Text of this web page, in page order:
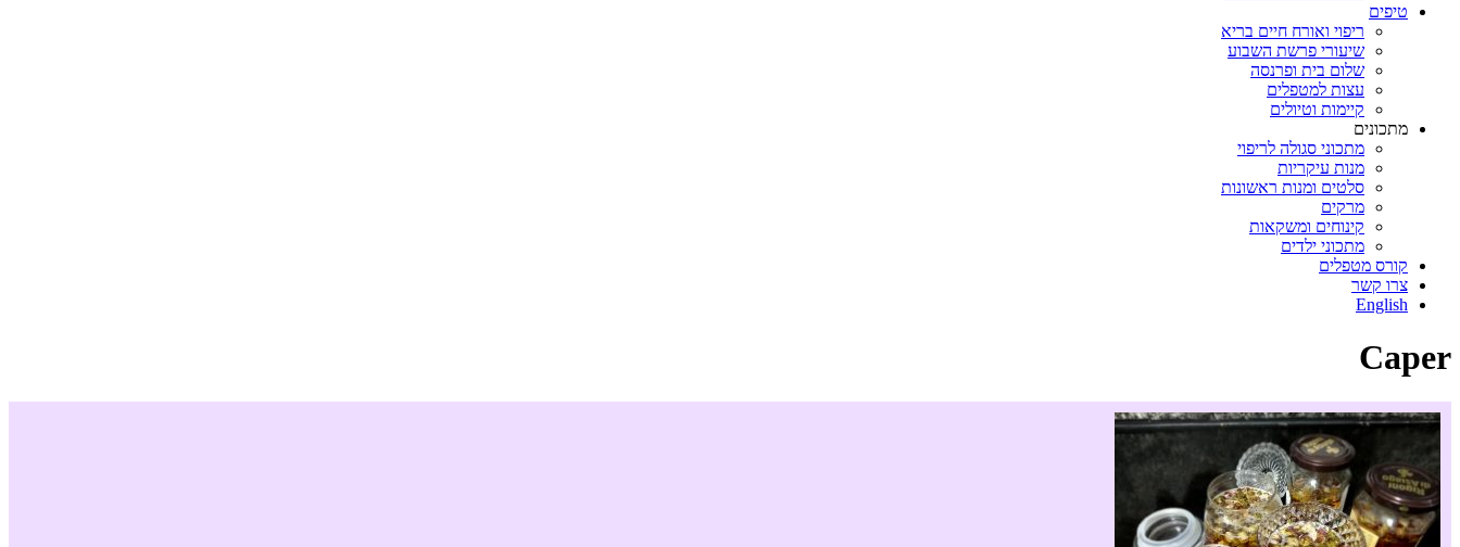
טיפים
ריפוי ואורח חיים בריא
שיעורי פרשת השבוע
שלום בית ופרנסה
עצות למטפלים
קיימות וטיולים
מתכונים
מתכוני סגולה לריפוי
מנות עיקריות
סלטים ומנות ראשונות
מרקים
קינוחים ומשקאות
מתכוני ילדים
קורס מטפלים
צרו קשר
English
Caper